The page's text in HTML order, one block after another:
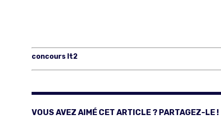
concours lt2
VOUS AVEZ AIMÉ CET ARTICLE ? PARTAGEZ-LE !